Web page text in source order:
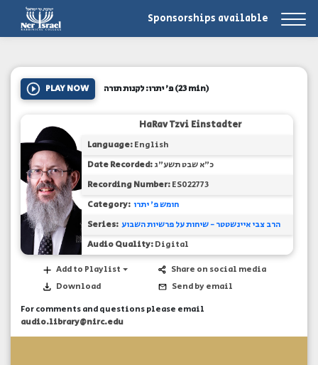
Sponsorships available
PLAY NOW פ' יתרו: לקנות תורה(23 min)
HaRav Tzvi Einstadter
Language:English
Date Recorded:כ"א שבט תשע"ג
Recording Number:ES022773
Category: חומש פ' יתרו
Series: הרב צבי איינשטטר - שיחות על פרשיות השבוע
Audio Quality:Digital
Add to Playlist
Download
Share on social media
Send by email
For comments and questions please email
audio.library@nirc.edu